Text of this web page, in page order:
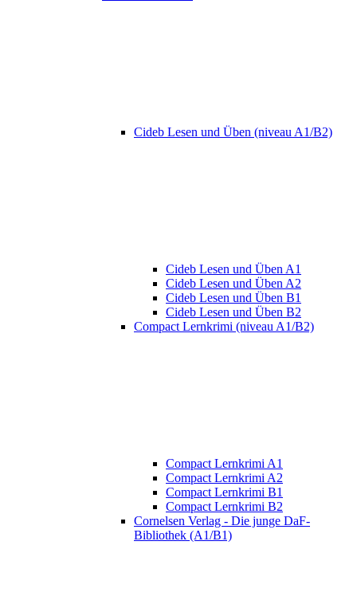
Cideb Lesen und Üben (niveau A1/B2)
Cideb Lesen und Üben A1
Cideb Lesen und Üben A2
Cideb Lesen und Üben B1
Cideb Lesen und Üben B2
Compact Lernkrimi (niveau A1/B2)
Compact Lernkrimi A1
Compact Lernkrimi A2
Compact Lernkrimi B1
Compact Lernkrimi B2
Cornelsen Verlag - Die junge DaF-
Bibliothek (A1/B1)